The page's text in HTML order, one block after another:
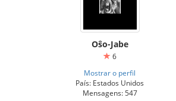
Oŝo-Jabe
6
Mostrar o perfil
País: Estados Unidos
Mensagens: 547